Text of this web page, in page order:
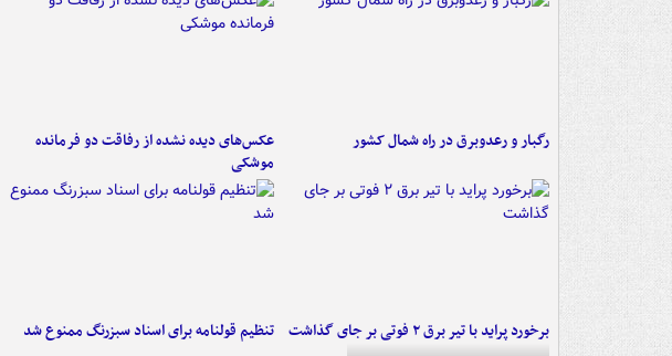
رگبار و رعدوبرق در راه شمال کشور
عکس‌های دیده نشده از رفاقت دو فرمانده‌
موشکی
برخورد پراید با تیر برق ۲ فوتی بر جای گذاشت تنظیم قولنامه برای اسناد سبزرنگ ممنوع شد